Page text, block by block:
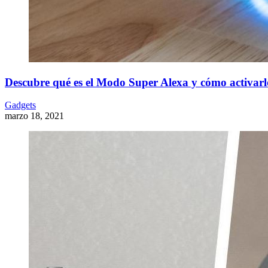
Descubre qué es el Modo Super Alexa y cómo
Gadgets
marzo 18, 2021